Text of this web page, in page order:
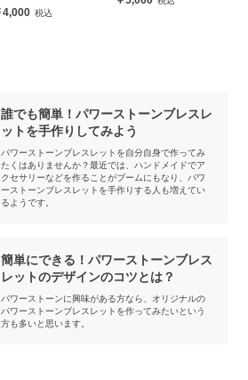
4,000
誰でも簡単！パワーストーンブレスレ
ットを手作りしてみよう
パワーストーンブレスレットを自分自身で作ってみ
たくはありませんか？最近では、ハンドメイドでア
クセサリーなどを作ることがブームにもなり、パワ
ーストーンブレスレットを手作りする人も増えてい
るようです。
簡単にできる！パワーストーンブレス
レットのデザインのコツとは？
パワーストーンに興味がある方なら、オリジナルの
パワーストーンブレスレットを作ってみたいという
方も多いと思います。